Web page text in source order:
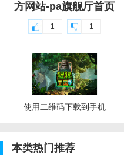
方网站-pa旗舰厅首页
1 1
使用二维码下载到手机
本类热门推荐